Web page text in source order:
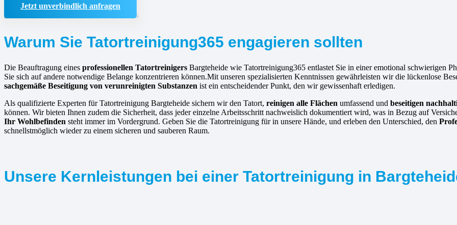
Jetzt unverbindlich anfragen
Warum Sie Tatortreinigung365 engagieren sollten
Die Beauftragung eines professionellen Tatortreinigers Bargteheide wie Tatortreinigung365 entlastet Sie in einer emotional schwierigen
Sie sich auf andere notwendige Belange konzentrieren können.Mit unseren spezialisierten Kenntnissen gewährleisten wir die lückenlose
sachgemäße Beseitigung von verunreinigten Substanzen ist ein entscheidender Punkt, den wir gewissenhaft erledigen.
Als qualifizierte Experten für Tatortreinigung Bargteheide sichern wir den Tatort, reinigen alle Flächen umfassend und beseitigen
können. Wir bieten Ihnen zudem die Sicherheit, dass jeder einzelne Arbeitsschritt nachweislich dokumentiert wird, was in Bezug auf
Ihr Wohlbefinden steht immer im Vordergrund. Geben Sie die Tatortreinigung für in unsere Hände, und erleben den Unterschied, den
schnellstmöglich wieder zu einem sicheren und sauberen Raum.
Unsere Kernleistungen bei einer Tatortreinigung in